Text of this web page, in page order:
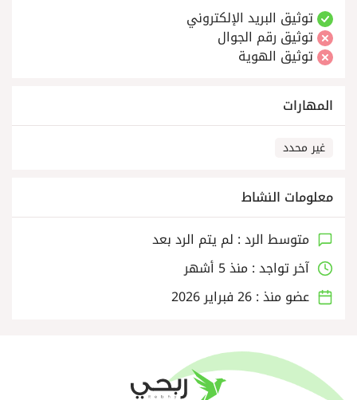
توثيق البريد الإلكتروني
توثيق رقم الجوال
توثيق الهوية
المهارات
غير محدد
معلومات النشاط
متوسط الرد : لم يتم الرد بعد
آخر تواجد : منذ 5 أشهر
عضو منذ : 26 فبراير 2026